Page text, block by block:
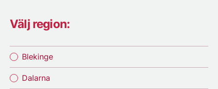
Välj region:
Blekinge
Dalarna